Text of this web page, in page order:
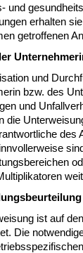
und
erhalten
getroffenen
und
bzw. des
und
die
des
ist auf
Die